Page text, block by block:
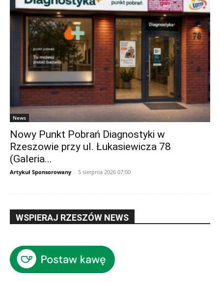
News
Nowy Punkt Pobrań Diagnostyki w
Rzeszowie przy ul. Łukasiewicza 78
(Galeria...
Artykuł Sponsorowany - 5 sierpnia 2026 07:00
WSPIERAJ RZESZÓW NEWS